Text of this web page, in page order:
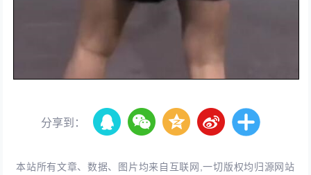
分享到：
本站所有文章、数据、图片均来自互联网,一切版权均归源网站